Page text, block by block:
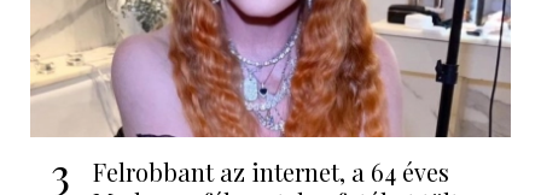
3
Felrobbant az internet, a 64 éves